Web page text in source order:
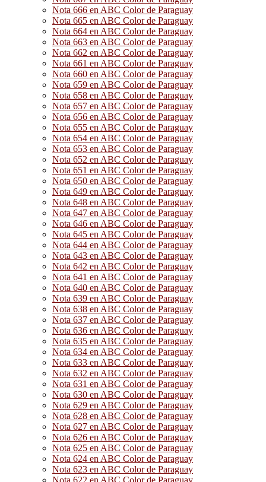
Nota 666 en ABC Color de Paraguay
Nota 665 en ABC Color de Paraguay
Nota 664 en ABC Color de Paraguay
Nota 663 en ABC Color de Paraguay
Nota 662 en ABC Color de Paraguay
Nota 661 en ABC Color de Paraguay
Nota 660 en ABC Color de Paraguay
Nota 659 en ABC Color de Paraguay
Nota 658 en ABC Color de Paraguay
Nota 657 en ABC Color de Paraguay
Nota 656 en ABC Color de Paraguay
Nota 655 en ABC Color de Paraguay
Nota 654 en ABC Color de Paraguay
Nota 653 en ABC Color de Paraguay
Nota 652 en ABC Color de Paraguay
Nota 651 en ABC Color de Paraguay
Nota 650 en ABC Color de Paraguay
Nota 649 en ABC Color de Paraguay
Nota 648 en ABC Color de Paraguay
Nota 647 en ABC Color de Paraguay
Nota 646 en ABC Color de Paraguay
Nota 645 en ABC Color de Paraguay
Nota 644 en ABC Color de Paraguay
Nota 643 en ABC Color de Paraguay
Nota 642 en ABC Color de Paraguay
Nota 641 en ABC Color de Paraguay
Nota 640 en ABC Color de Paraguay
Nota 639 en ABC Color de Paraguay
Nota 638 en ABC Color de Paraguay
Nota 637 en ABC Color de Paraguay
Nota 636 en ABC Color de Paraguay
Nota 635 en ABC Color de Paraguay
Nota 634 en ABC Color de Paraguay
Nota 633 en ABC Color de Paraguay
Nota 632 en ABC Color de Paraguay
Nota 631 en ABC Color de Paraguay
Nota 630 en ABC Color de Paraguay
Nota 629 en ABC Color de Paraguay
Nota 628 en ABC Color de Paraguay
Nota 627 en ABC Color de Paraguay
Nota 626 en ABC Color de Paraguay
Nota 625 en ABC Color de Paraguay
Nota 624 en ABC Color de Paraguay
Nota 623 en ABC Color de Paraguay
Nota 622 en ABC Color de Paraguay